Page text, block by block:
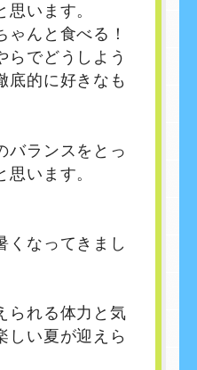
います。
ゃんと食べる！
らでどうしよう
底的に好きなも
バランスをとっ
います。
くなってきまし
られる体力と気
しい夏が迎えら